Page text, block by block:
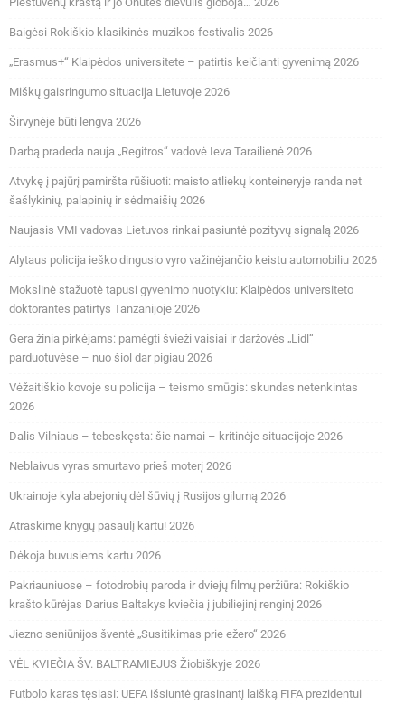
Baigėsi Rokiškio klasikinės muzikos festivalis 2026
„Erasmus+“ Klaipėdos universitete – patirtis keičianti gyvenimą 2026
Miškų gaisringumo situacija Lietuvoje 2026
Širvynėje būti lengva 2026
Darbą pradeda nauja „Regitros“ vadovė Ieva Tarailienė 2026
Atvykę į pajūrį pamiršta rūšiuoti: maisto atliekų konteineryje randa net
šašlykinių, palapinių ir sėdmaišių 2026
Naujasis VMI vadovas Lietuvos rinkai pasiuntė pozityvų signalą 2026
Alytaus policija ieško dingusio vyro važinėjančio keistu automobiliu 2026
Mokslinė stažuotė tapusi gyvenimo nuotykiu: Klaipėdos universiteto
doktorantės patirtys Tanzanijoje 2026
Gera žinia pirkėjams: pamėgti švieži vaisiai ir daržovės „Lidl“
parduotuvėse – nuo šiol dar pigiau 2026
Vėžaitiškio kovoje su policija – teismo smūgis: skundas netenkintas
2026
Dalis Vilniaus – tebeskęsta: šie namai – kritinėje situacijoje 2026
Neblaivus vyras smurtavo prieš moterį 2026
Ukrainoje kyla abejonių dėl šūvių į Rusijos gilumą 2026
Atraskime knygų pasaulį kartu! 2026
Dėkoja buvusiems kartu 2026
Pakriauniuose – fotodrobių paroda ir dviejų filmų peržiūra: Rokiškio
krašto kūrėjas Darius Baltakys kviečia į jubiliejinį renginį 2026
Jiezno seniūnijos šventė „Susitikimas prie ežero“ 2026
VĖL KVIEČIA ŠV. BALTRAMIEJUS Žiobiškyje 2026
Futbolo karas tęsiasi: UEFA išsiuntė grasinantį laišką FIFA prezidentui